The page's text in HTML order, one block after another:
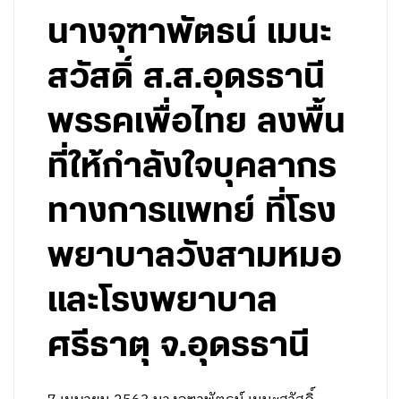
นางจุฑาพัตธน์ เมนะ
สวัสดิ์ ส.ส.อุดรธานี
พรรคเพื่อไทย ลงพื้น
ที่ให้กำลังใจบุคลากร
ทางการแพทย์ ที่โรง
พยาบาลวังสามหมอ
และโรงพยาบาล
ศรีธาตุ จ.อุดรธานี